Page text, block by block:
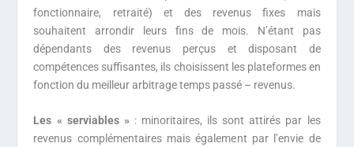
fonctionnaire, retraité) et des revenus fixes mais
souhaitent arrondir leurs fins de mois. N’étant pas
dépendants des revenus perçus et disposant de
compétences suffisantes, ils choisissent les plateformes en
fonction du meilleur arbitrage temps passé – revenus.
Les « serviables »: minoritaires, ils sont attirés par les
revenus complémentaires mais également par l’envie de